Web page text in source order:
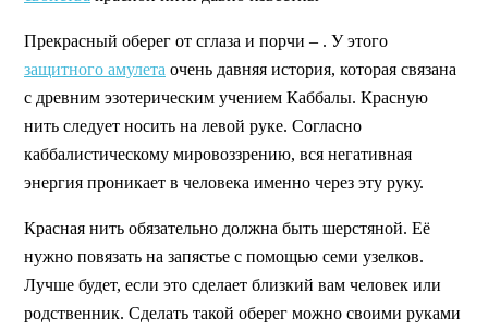
Прекрасный оберег от сглаза и порчи – . У этого
защитного амулета очень давняя история, которая связана
с древним эзотерическим учением Каббалы. Красную
нить следует носить на левой руке. Согласно
каббалистическому мировоззрению, вся негативная
энергия проникает в человека именно через эту руку.
Красная нить обязательно должна быть шерстяной. Её
нужно повязать на запястье с помощью семи узелков.
Лучше будет, если это сделает близкий вам человек или
родственник. Сделать такой оберег можно своими руками